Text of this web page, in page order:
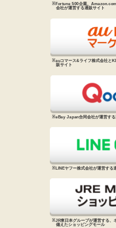
※Fortune 500企業、
会社が運営する通販サイト
※auコマース&ライフ株式会社と
販サイト
※eBay Japan合同会社が運営する
※LINEヤフー株式会社が運営する
※JR東日本グループが運営する、
備えたショッピングモール